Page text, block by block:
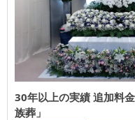
30年以上の実績 追加料金ナシのまかせて安心「お値打な家
族葬」